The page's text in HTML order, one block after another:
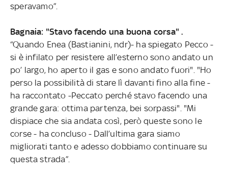
speravamo”.
Bagnaia: "Stavo facendo una buona corsa" .
“Quando Enea (Bastianini, ndr)- ha spiegato Pecco -
si è infilato per resistere all’esterno sono andato un
po’ largo, ho aperto il gas e sono andato fuori". "Ho
perso la possibilità di stare lì davanti fino alla fine -
ha raccontato -Peccato perché stavo facendo una
grande gara: ottima partenza, bei sorpassi". "Mi
dispiace che sia andata così, però queste sono le
corse - ha concluso - Dall’ultima gara siamo
migliorati tanto e adesso dobbiamo continuare su
questa strada”.